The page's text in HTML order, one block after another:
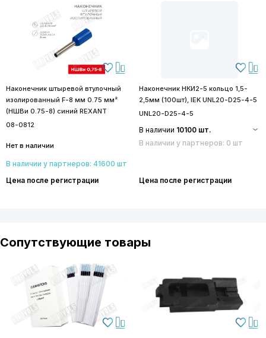
Наконечник штыревой втулочный
изолированный F-8 мм 0.75 мм²
(НШВи 0.75-8) синий REXANT
08-0812
Нет в наличии
В наличии у партнеров: 41600 шт
Цена после регистрации
Наконечник НКИ2-5 кольцо 1,5-
2,5мм (100шт), IEK UNL20-D25-4-5
UNL20-D25-4-5
В наличии 10100 шт.
В наличии у партнеров: 0 шт
Цена после регистрации
Сопутствующие товары